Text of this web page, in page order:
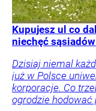
Kupujesz ul co
niechęć
Dzisiaj niemal
już w Polsce
korporacje. Co
ogrodzie hodować